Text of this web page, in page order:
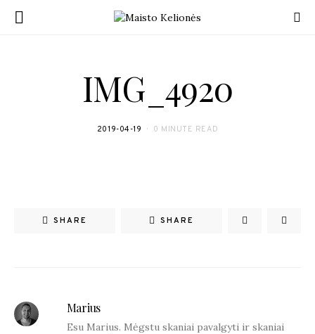
IMG_4920
2019-04-19 0 MINUTE READ
SHARE SHARE
Marius
Esu Marius. Mėgstu skaniai pavalgyti ir skaniai